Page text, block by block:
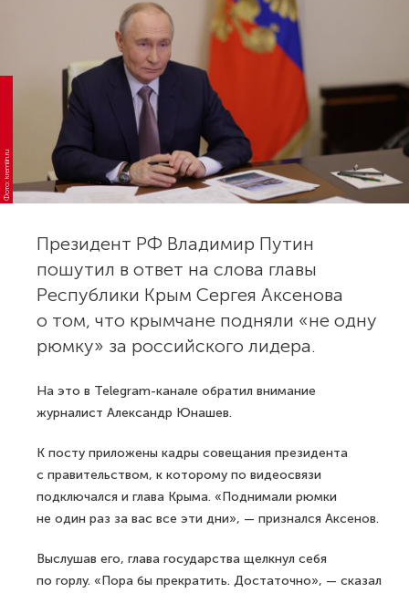
Фото: kremlin.ru
Президент РФ Владимир Путин
пошутил в ответ на слова главы
Республики Крым Сергея Аксенова
о том, что крымчане подняли «не одну
рюмку» за российского лидера.
На это в Telegram-канале обратил внимание
журналист Александр Юнашев.
К посту приложены кадры совещания президента
с правительством, к которому по видеосвязи
подключался и глава Крыма. «Поднимали рюмки
не один раз за вас все эти дни», — признался Аксенов.
Выслушав его, глава государства щелкнул себя
по горлу. «Пора бы прекратить. Достаточно», — сказал